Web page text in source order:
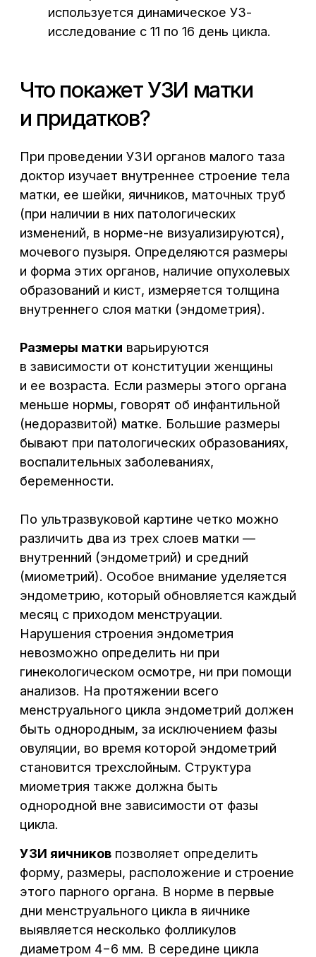
миометрия также должна быть
однородной вне зависимости от фазы
форму, размеры, расположение и строение
этого парного органа. В норме в первые
выявляется несколько фолликулов
(из него выйдет готовая к оплодотворению
яйцеклетка), имеющий размеры 10−24 мм.
С ростом доминантного фолликула другие
фолликулы уменьшаются. После овуляции
доминантный фолликул исчезает, а на его
месте с 12−14-го дня цикла определяется
желтое тело, продуцирующее гормон
прогестерон. Если происходит
оплодотворение и имплантация
(прикрепление плодного яйца к стенке
матки), желтое тело остается в яичнике
УЗИ яичников, проведенное несколько раз
на протяжении одного менструального
цикла (фолликулометрия), позволяет
судить о репродуктивной функции
женщины: образуются ли в ее организме
яйцеклетки, происходит ли овуляция,
к внутренней оболочке матки.
УЗИ проходимости маточных труб
— отдельный вид исследования, который
производится при заполнении полости
матки и маточных труб специальным
контрастным веществом. При обычном
УЗИ увидеть полную картину состояния
труб невозможно, так как их просвет
в норме не визуализируется. Поэтому
врачи прибегают к специальной методике,
позволяющей четко установить
проходимость маточных труб. Такое
наличии показаний к нему, например, для
Оптимальное время для проведения
данного обследования с 5-го по 11-й день
менструального цикла (накануне овуляции).
Именно в это время шейка матки наиболее
расширена, а эндометрий имеет